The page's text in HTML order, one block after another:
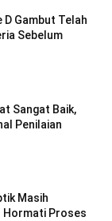
D Gambut Telah
Sebelum
Sangat Baik,
Penilaian
Masih
Hormati Proses